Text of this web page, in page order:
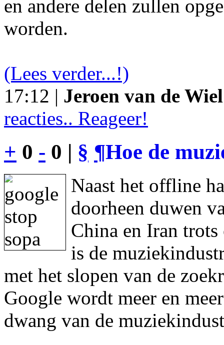
en andere delen zullen
worden.
(Lees verder...!)
17:12 | Jeroen van de Wiel
reacties.. Reageer!
+ 0 - 0 | § ¶Hoe de
Naast het offline
doorheen duwen
China en Iran
is de
met het slopen van de
Google wordt meer en
dwang van de